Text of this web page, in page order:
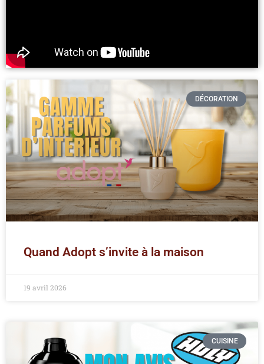
DÉCORATION
Quand Adopt s’invite à la maison
19 avril 2026
CUISINE